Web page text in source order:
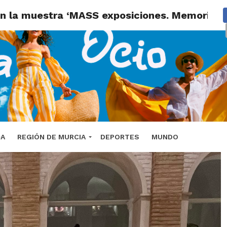
REGIÓN DE MURCIA DEPORTES MUNDO
muestra ‘MASS exposiciones. Memoria